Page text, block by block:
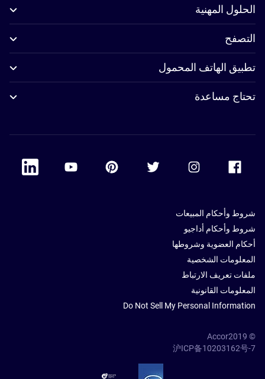
الحلول المهنية
التصفح
تطبيق الهاتف المحمول
تحتاج مساعدة
Accor Facebook
Accor Twitter
Accor Pinterest
Accor Youtube
Linkedin
شروط وأحكام المبيعات
شروط وأحكام أداجيو
أحكام العضوية وشروطها
المعلومات الشخصية
ملفات تعريف الارتباط
المعلومات القانونية
Do Not Sell My Personal Information
© Accor2019
沪ICP备10203162号-7